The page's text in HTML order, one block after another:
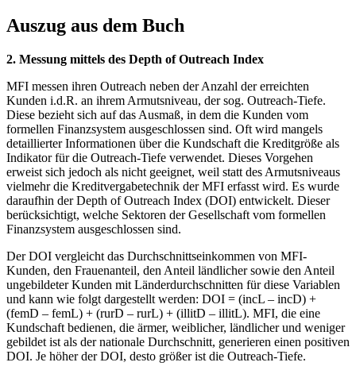
Auszug aus dem Buch
2. Messung mittels des Depth of Outreach Index
MFI messen ihren Outreach neben der Anzahl der erreichten
Kunden i.d.R. an ihrem Armutsniveau, der sog. Outreach-Tiefe.
Diese bezieht sich auf das Ausmaß, in dem die Kunden vom
formellen Finanzsystem ausgeschlossen sind. Oft wird mangels
detaillierter Informationen über die Kundschaft die Kreditgröße als
Indikator für die Outreach-Tiefe verwendet. Dieses Vorgehen
erweist sich jedoch als nicht geeignet, weil statt des Armutsniveaus
vielmehr die Kreditvergabetechnik der MFI erfasst wird. Es wurde
daraufhin der Depth of Outreach Index (DOI) entwickelt. Dieser
berücksichtigt, welche Sektoren der Gesellschaft vom formellen
Finanzsystem ausgeschlossen sind.
Der DOI vergleicht das Durchschnittseinkommen von MFI-
Kunden, den Frauenanteil, den Anteil ländlicher sowie den Anteil
ungebildeter Kunden mit Länderdurchschnitten für diese Variablen
und kann wie folgt dargestellt werden: DOI = (incL – incD) +
(femD – femL) + (rurD – rurL) + (illitD – illitL). MFI, die eine
Kundschaft bedienen, die ärmer, weiblicher, ländlicher und weniger
gebildet ist als der nationale Durchschnitt, generieren einen positiven
DOI. Je höher der DOI, desto größer ist die Outreach-Tiefe.